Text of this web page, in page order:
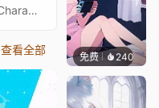
16:9 Princess Connect! Re: Dive Character Live Wallpaperプリンセスコネクトリダイブ超异域公主连结！Re: DiveResolution: 16:9 3584 x 2016Overall Bit Rate: ≈40Mb/s ± 3Mb/s6★佩可 泳装6★ペコリーヌ（サマー） - PecorineAfter Waifu2x upscaling + FFmpeg frame processing21:9 3440 x 1440 Resolution：https://steamcommunity.com/sharedfiles/filedetails/?id=2778305241Princess Connect! Re: Dive 16:9 Collections：https://steamcommunity.com/sharedfiles/filedetails/?id=2134024999Princess Connect! Re: Dive 21:9 Collections：https://steamcommunity.com/sharedfiles/filedetails/?id=2137377323
查看全部
免费 240好看